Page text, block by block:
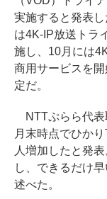
実施すると発表し
は4K-IP放送トラ
施し、10月には
商用サービスを
定だ。
NTTぷらら代表
月末時点でひか
人増加したと発
し、できるだけ
述べた。